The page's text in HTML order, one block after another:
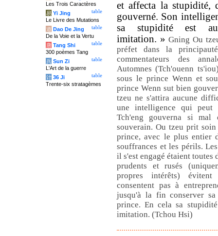
et affecta la stupidité,
gouverné. Son
sa stupidité est
imitation. »Gning Ou
préfet dans la
commentateurs des
Automnes (Tch'ouenn
sous le prince Wenn et
prince Wenn sut bien
tzeu ne s'attira aucune
une intelligence qui peut
Tch'eng gouverna si
souverain. Ou tzeu prit
prince, avec le plus entier
souffrances et les périls.
il s'est engagé étaient toutes
prudents et rusés
propres intérêts) évitent
consentent pas à
jusqu'à la fin conserver
prince. En cela sa
imitation. (Tchou Hsi)
Les Trois Caractères
table
易 Yi Jing
Le Livre des Mutations
table
道 Dao De Jing
De la Voie et la Vertu
table
唐 Tang Shi
300 poèmes Tang
table
兵 Sun Zi
L'Art de la guerre
table
计 36 Ji
Trente-six stratagèmes